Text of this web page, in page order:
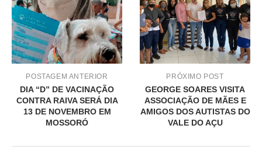
POSTAGEM ANTERIOR
DIA “D” DE VACINAÇÃO
CONTRA RAIVA SERÁ DIA
13 DE NOVEMBRO EM
MOSSORÓ
PRÓXIMO POST
GEORGE SOARES VISITA
ASSOCIAÇÃO DE MÃES E
AMIGOS DOS AUTISTAS DO
VALE DO AÇU